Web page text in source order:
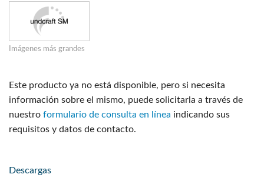
Imágenes más grandes
Este producto ya no está disponible, pero si necesita
información sobre el mismo, puede solicitarla a través de
nuestro formulario de consulta en línea indicando sus
requisitos y datos de contacto.
Descargas